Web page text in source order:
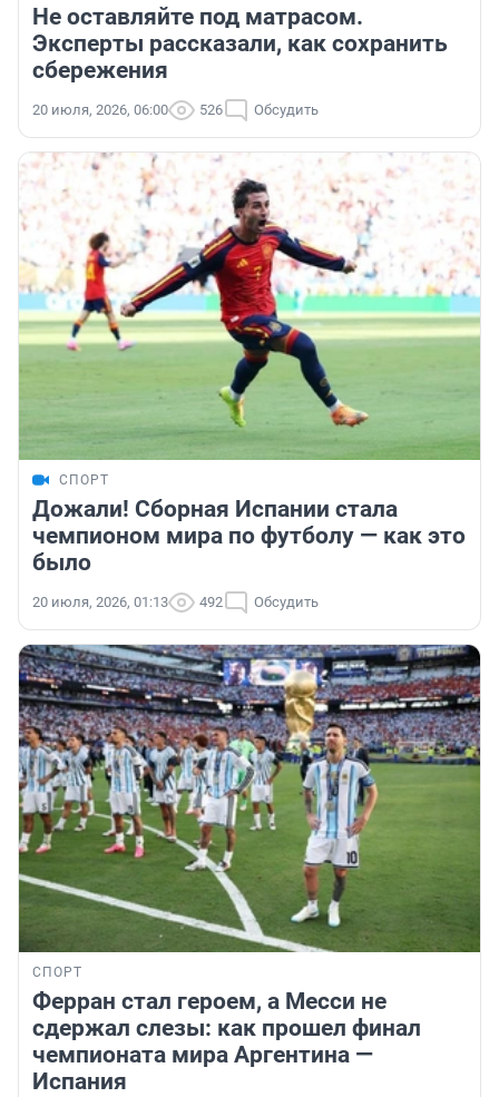
Не оставляйте под матрасом.
Эксперты рассказали, как сохранить
сбережения
20 июля, 2026, 06:00 526 Обсудить
СПОРТ
Дожали! Сборная Испании стала
чемпионом мира по футболу — как это
было
20 июля, 2026, 01:13 492 Обсудить
СПОРТ
Ферран стал героем, а Месси не
сдержал слезы: как прошел финал
чемпионата мира Аргентина —
Испания